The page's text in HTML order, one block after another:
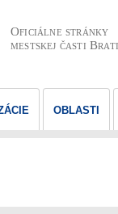
Oficiálne stránky
mestskej časti
OBLASTI